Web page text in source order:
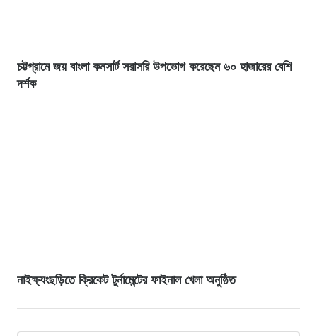
চট্টগ্রামে জয় বাংলা কনসার্ট সরাসরি উপভোগ করেছেন ৬০ হাজারের বেশি
দর্শক
নাইক্ষ্যংছড়িতে ক্রিকেট টুর্নামেন্টের ফাইনাল খেলা অনুষ্ঠিত